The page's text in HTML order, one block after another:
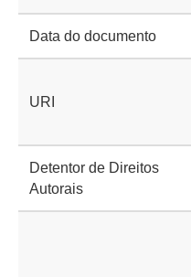
Data do documento
URI
Detentor de Direitos
Autorais